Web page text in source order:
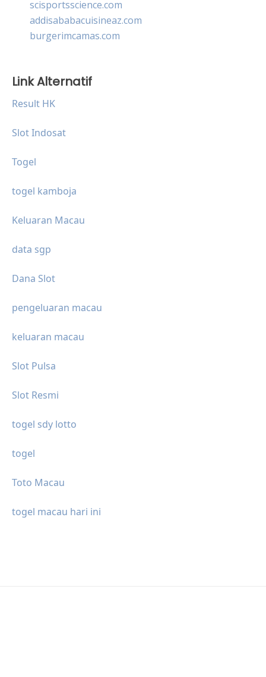
scisportsscience.com
addisababacuisineaz.com
burgerimcamas.com
Link Alternatif
Result HK
Slot Indosat
Togel
togel kamboja
Keluaran Macau
data sgp
Dana Slot
pengeluaran macau
keluaran macau
Slot Pulsa
Slot Resmi
togel sdy lotto
togel
Toto Macau
togel macau hari ini